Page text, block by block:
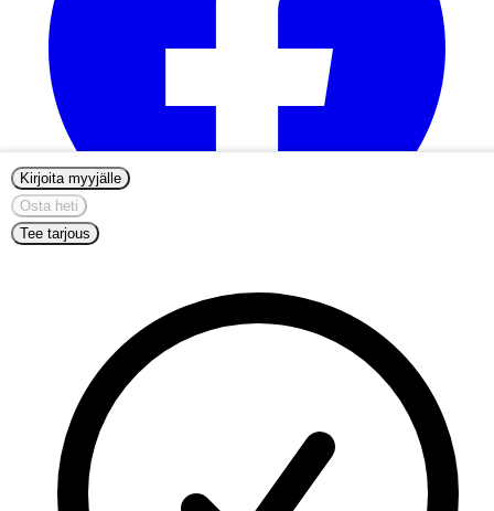
Kirjoita myyjälle
Osta heti
Tee tarjous
info@nordicmugs.com
+45 53 80 69 43
Meistä
Ilmoitukset
Aloita myynti
Muumimukit